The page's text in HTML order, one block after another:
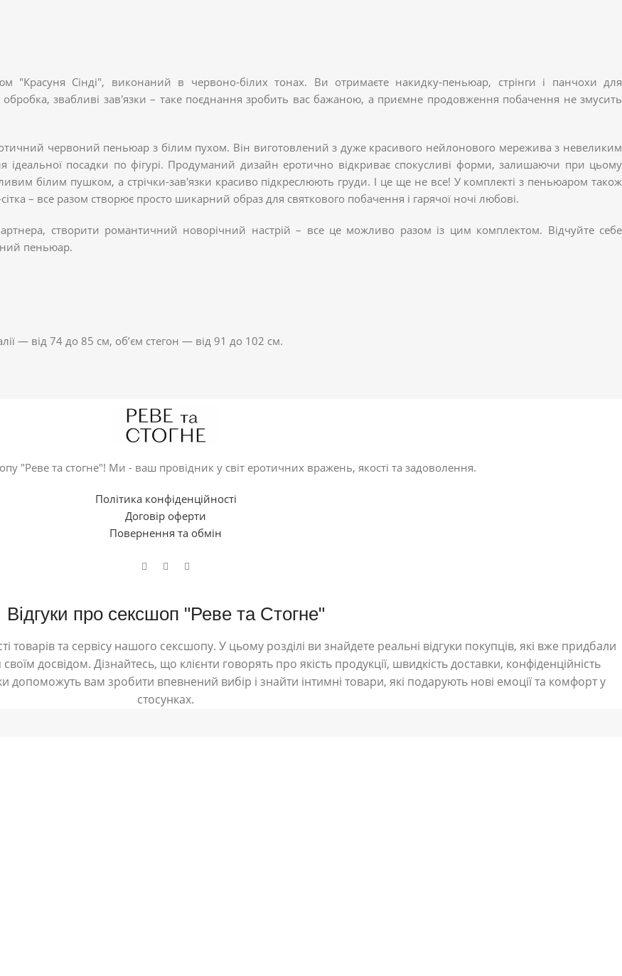
"Красуня Сінді", виконаний в червоно-білих тонах. Ви отримаєте накидку-пеньюар, стрінги і панчохи для
звабливі зав'язки – таке поєднання зробить вас бажаною, а приємне продовження побачення не змусить
червоний пеньюар з білим пухом. Він виготовлений з дуже красивого нейлонового мережива з невеликим
ідеальної посадки по фігурі. Продуманий дизайн еротично відкриває спокусливі форми, залишаючи при цьому
білим пушком, а стрічки-зав'язки красиво підкреслюють груди. І це ще не все! У комплекті з пеньюаром також
– все разом створює просто шикарний образ для святкового побачення і гарячої ночі любові.
створити романтичний новорічний настрій – все це можливо разом із цим комплектом. Відчуйте себе
пеньюар.
— від 74 до 85 см, об’єм стегон — від 91 до 102 см.
"Реве та стогне"! Ми - ваш провідник у світ еротичних вражень, якості та задоволення.
Політика конфіденційності
Договір оферти
Повернення та обмін
Відгуки про сексшоп "Реве та Стогне"
товарів та сервісу нашого сексшопу. У цьому розділі ви знайдете реальні відгуки покупців, які вже придбали
досвідом. Дізнайтесь, що клієнти говорять про якість продукції, швидкість доставки, конфіденційність
допоможуть вам зробити впевнений вибір і знайти інтимні товари, які подарують нові емоції та комфорт у
стосунках.